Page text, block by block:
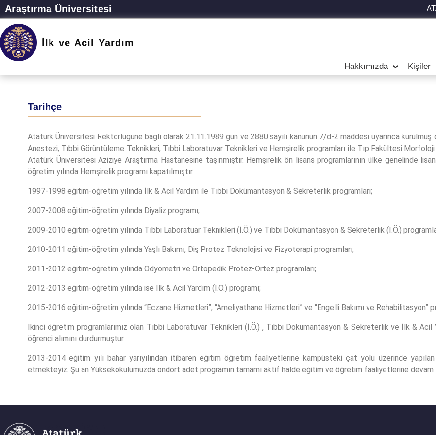
Araştırma Üniversitesi
İlk ve Acil Yardım
Hakkımızda Kişiler
Tarihçe
Atatürk Üniversitesi Rektörlüğüne bağlı olarak 21.11.1989 gün ve 2880 sayılı kanunun 7/d-2 maddesi uyarınca
Anestezi, Tıbbi Görüntüleme Teknikleri, Tıbbi Laboratuvar Teknikleri ve Hemşirelik programları ile Tıp Fakültesi
Atatürk Üniversitesi Aziziye Araştırma Hastanesine taşınmıştır. Hemşirelik ön lisans programlarının ülke genelinde
öğretim yılında Hemşirelik programı kapatılmıştır.
1997-1998 eğitim-öğretim yılında İlk & Acil Yardım ile Tıbbi Dokümantasyon & Sekreterlik programları;
2007-2008 eğitim-öğretim yılında Diyaliz programı;
2009-2010 eğitim-öğretim yılında Tıbbi Laboratuar Teknikleri (İ.Ö.) ve Tıbbi Dokümantasyon & Sekreterlik (İ.Ö.)
2010-2011 eğitim-öğretim yılında Yaşlı Bakımı, Diş Protez Teknolojisi ve Fizyoterapi programları;
2011-2012 eğitim-öğretim yılında Odyometri ve Ortopedik Protez-Ortez programları;
2012-2013 eğitim-öğretim yılında ise İlk & Acil Yardım (İ.Ö.) programı;
2015-2016 eğitim-öğretim yılında “Eczane Hizmetleri”, “Ameliyathane Hizmetleri” ve “Engelli Bakımı ve Rehabilitasyon”
İkinci öğretim programlarımız olan Tıbbi Laboratuvar Teknikleri (İ.Ö.) , Tıbbi Dokümantasyon & Sekreterlik ve İlk & Acil
öğrenci alımını durdurmuştur.
2013-2014 eğitim yılı bahar yarıyılından itibaren eğitim öğretim faaliyetlerine kampüsteki çat yolu üzerinde
etmekteyiz. Şu an Yüksekokulumuzda ondört adet programın tamamı aktif halde eğitim ve öğretim faaliyetlerine